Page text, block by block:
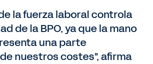
la fuerza laboral controla
de la BPO, ya que la mano
una parte
nuestros costes", afirma